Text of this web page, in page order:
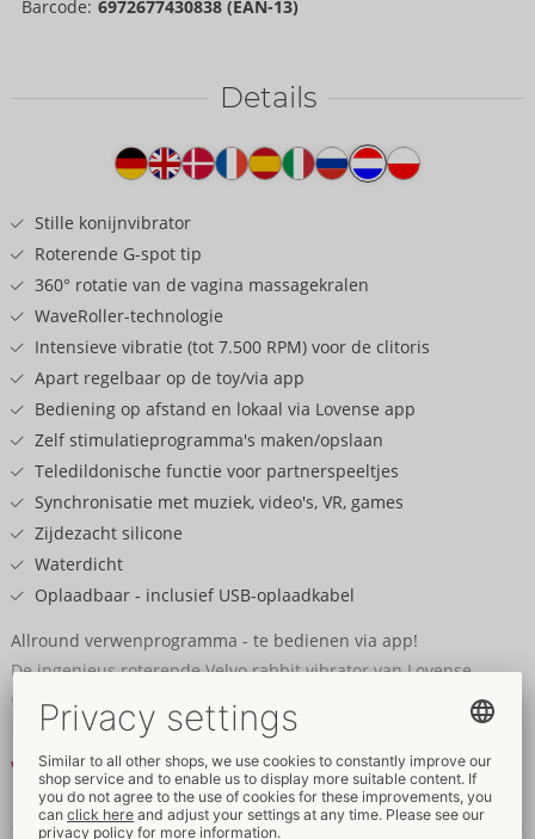
Barcode: 6972677430838 (EAN-13)
Details
Producttekst
Stille konijnvibrator
Roterende G-spot tip
360° rotatie van de vagina massagekralen
WaveRoller-technologie
Intensieve vibratie (tot 7.500 RPM) voor de clitoris
Apart regelbaar op de toy/via app
Bediening op afstand en lokaal via Lovense app
Zelf stimulatieprogramma's maken/opslaan
Teledildonische functie voor partnerspeeltjes
Synchronisatie met muziek, video's, VR, games
Zijdezacht silicone
Waterdicht
Oplaadbaar - inclusief USB-oplaadkabel
Allround verwenprogramma - te bedienen via app!
De ingenieus roterende Velvo rabbit vibrator van Lovense
verwent je tegelijkertijd van binnen en van buiten. Stil, maar
met enorme kracht! Dankzij de innovatieve WaveRoller-
technologie masseren parelringen onder de zijdezachte sleeve
de vagina en vooral de G-zone bijzonder intensief en
gelijkmatig. De WaveRoller technologie drijft de parels aan
Verder lezen
Gegevens en kenmerken